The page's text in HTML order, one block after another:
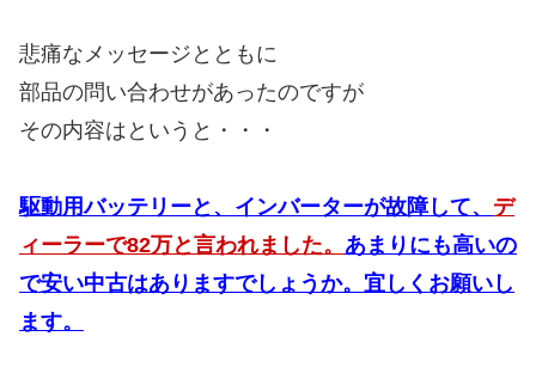
悲痛なメッセージとともに
部品の問い合わせがあったのですが
その内容はというと・・・
駆動用バッテリーと、インバーターが故障して、 デ
ィーラーで82万と言われました。 あまりにも高いの
で安い中古はありますでしょうか。宜しくお願いし
ます。